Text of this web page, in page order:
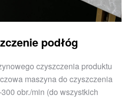
podłóg
czyszczenia produktu
maszyna do czyszczenia
obr./min (do wszystkich